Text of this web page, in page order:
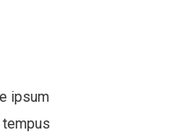
ipsum
tempus